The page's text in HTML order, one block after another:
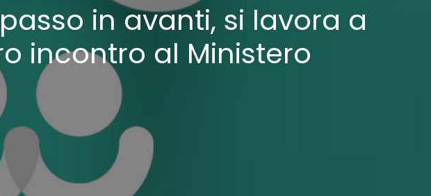
in avanti, si lavora a
incontro al Ministero